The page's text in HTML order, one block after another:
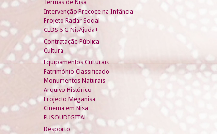
Termas de Nisa
Intervenção Precoce na Infância
Projeto Radar Social
CLDS 5 G NisAjuda+
Contratação Pública
Cultura
Equipamentos Culturais
Património Classificado
Monumentos Naturais
Arquivo Histórico
Projecto Meganisa
Cinema em Nisa
EUSOUDIGITAL
Desporto